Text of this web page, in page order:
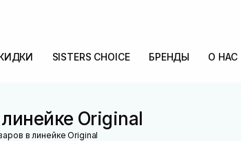
SISTERS CHOICE БРЕНДЫ О НАС
Original
в линейке Original